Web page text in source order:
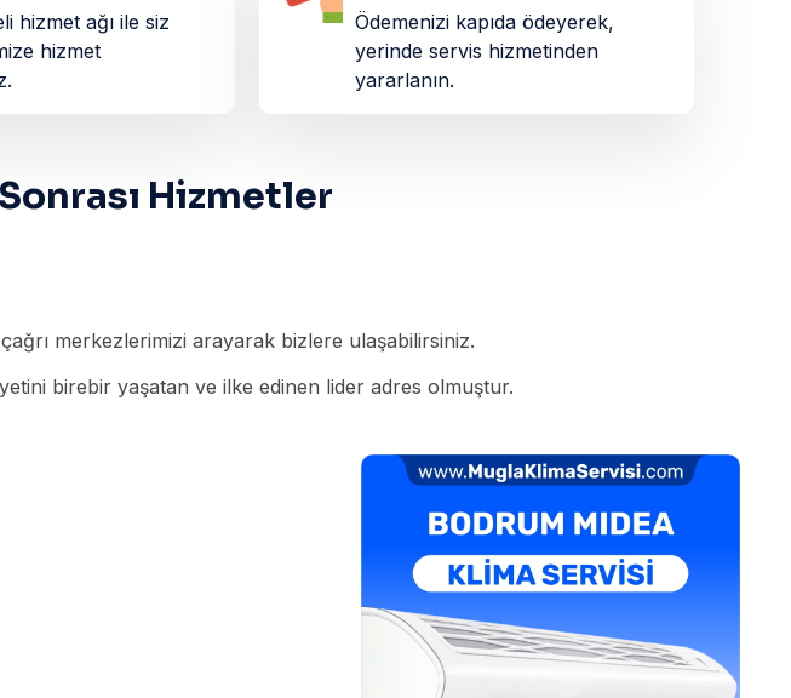
hizmet ağı ile siz
hizmet
Ödemenizi kapıda ödeyerek,
yerinde servis hizmetinden
yararlanın.
Hizmetler
merkezlerimizi arayarak bizlere ulaşabilirsiniz.
birebir yaşatan ve ilke edinen lider adres olmuştur.